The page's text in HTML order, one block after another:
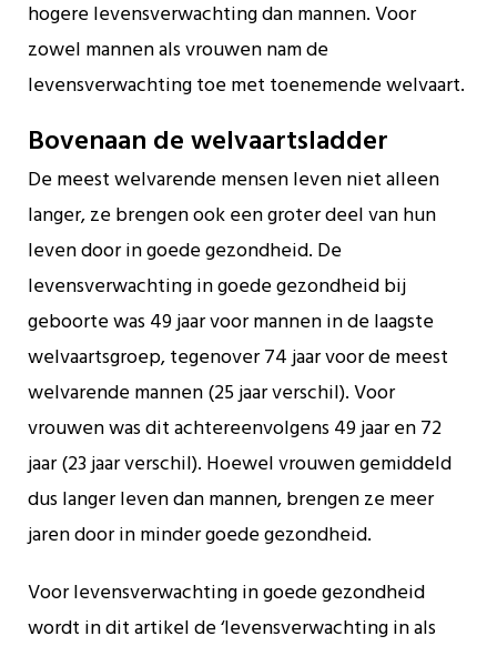
hogere levensverwachting dan mannen. Voor
zowel mannen als vrouwen nam de
levensverwachting toe met toenemende welvaart.
Bovenaan de welvaartsladder
De meest welvarende mensen leven niet alleen
langer, ze brengen ook een groter deel van hun
leven door in goede gezondheid. De
levensverwachting in goede gezondheid bij
geboorte was 49 jaar voor mannen in de laagste
welvaartsgroep, tegenover 74 jaar voor de meest
welvarende mannen (25 jaar verschil). Voor
vrouwen was dit achtereenvolgens 49 jaar en 72
jaar (23 jaar verschil). Hoewel vrouwen gemiddeld
dus langer leven dan mannen, brengen ze meer
jaren door in minder goede gezondheid.
Voor levensverwachting in goede gezondheid
wordt in dit artikel de ‘levensverwachting in als